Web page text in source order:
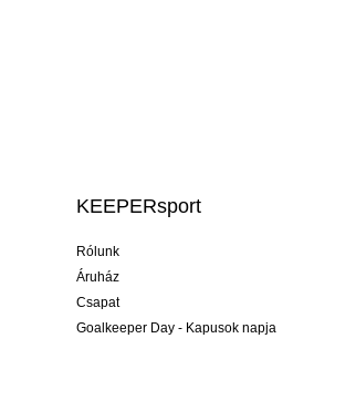
KEEPERsport
Rólunk
Áruház
Csapat
Goalkeeper Day - Kapusok napja